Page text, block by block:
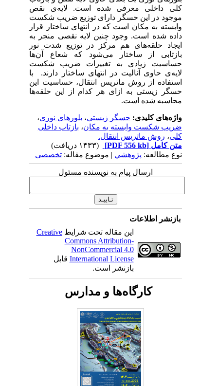
کلی داخلی معرفی شده است. لایه‌ی نقص
موجود در این حسگر دارای توزیع ضریب شکست
وابسته به مکان است که در انتهای ساختار قرار
داده شده است. وجود چنین لایه نقصی منجر به
ایجاد حلقه‌های هم مرکز در توزیع شدت نور
بازتابی از ساختار می‌شود که شعاع آن‌ها
حساسیت زیادی به تغییرات ضریب شکست
لایه‌ی حاوی آنالیت در انتهای ساختار دارند. با
استفاده از روش ماتریس انتقال، حساسیت این
حسگر زیستی به ازای هر کدام از این حلقه‌ها
محاسبه شده است.
واژه‌های کلیدی:حسگر زیستی،بلورهای نوری،
ضریب شکست وابسته به مکان،بازتاب داخلی
کلی،روش ماتریس انتقال.
متن کامل[PDF 556 kb]
نوع مطالعه:پژوهشي| موضوع مقاله:تخصصی
ارسال پیام به نویسنده مسئول
بازنشر اطلاعات
این مقاله تحت شرایطCreative
Commons Attribution-
NonCommercial 4.0
International Licenseقابل
بازنشر است.
کارگاه‌ها و مدارس